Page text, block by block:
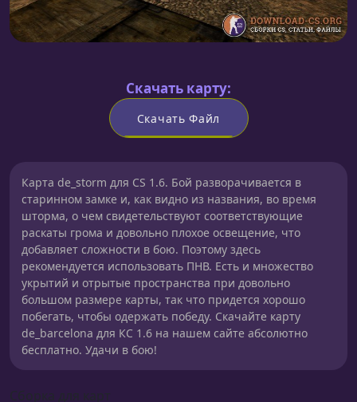
Скачать карту:
Скачать Файл
Карта de_storm для CS 1.6. Бой разворачивается в
старинном замке и, как видно из названия, во время
шторма, о чем свидетельствуют соответствующие
раскаты грома и довольно плохое освещение, что
добавляет сложности в бою. Поэтому здесь
рекомендуется использовать ПНВ. Есть и множество
укрытий и отрытые пространства при довольно
большом размере карты, так что придется хорошо
побегать, чтобы одержать победу. Скачайте карту
de_barcelona для КС 1.6 на нашем сайте абсолютно
бесплатно. Удачи в бою!